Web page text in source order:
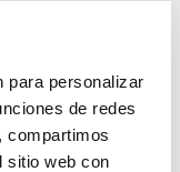
para personalizar
de redes
compartimos
sitio web con